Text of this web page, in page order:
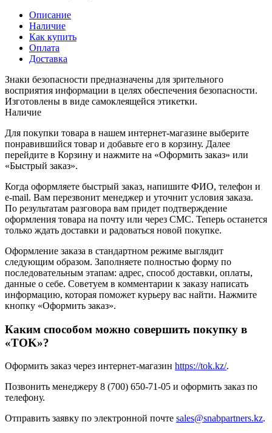
Описание
Наличие
Как купить
Оплата
Доставка
Знаки безопасности предназначены для зрительного
восприятия информации в целях обеспечения безопасности.
Изготовлены в виде самоклеящейся этикетки.
Наличие
Для покупки товара в нашем интернет-магазине выберите
понравившийся товар и добавьте его в корзину. Далее
перейдите в Корзину и нажмите на «Оформить заказ» или
«Быстрый заказ».
Когда оформляете быстрый заказ, напишите ФИО, телефон и
e-mail. Вам перезвонит менеджер и уточнит условия заказа.
По результатам разговора вам придет подтверждение
оформления товара на почту или через СМС. Теперь останется
только ждать доставки и радоваться новой покупке.
Оформление заказа в стандартном режиме выглядит
следующим образом. Заполняете полностью форму по
последовательным этапам: адрес, способ доставки, оплаты,
данные о себе. Советуем в комментарии к заказу написать
информацию, которая поможет курьеру вас найти. Нажмите
кнопку «Оформить заказ».
Каким способом можно совершить покупку в
«TOK»?
Оформить заказ через интернет-магазин https://tok.kz/.
Позвонить менеджеру 8 (700) 650-71-05 и оформить заказ по
телефону.
Отправить заявку по электронной почте sales@snabpartners.kz.